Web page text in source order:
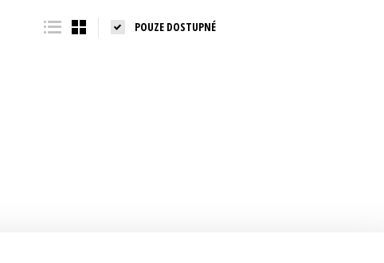
pro děti
Young adult (SK)
POUZE DOSTUPNÉ